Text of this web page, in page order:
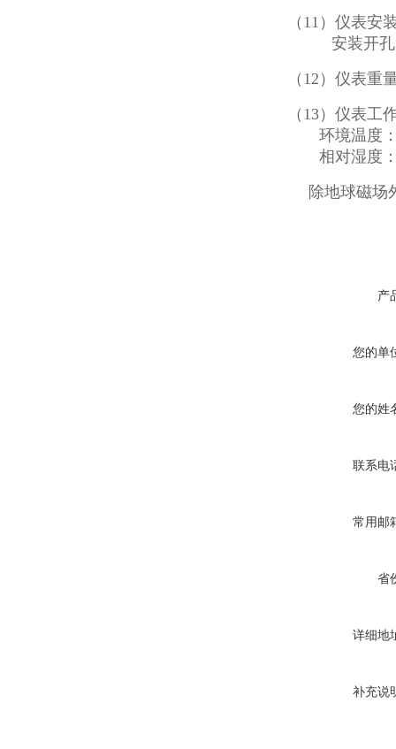
（ 11）仪表安
安装开孔
（12 ）仪表重
（13）仪表工
环境温度
相对湿度
除地球磁场
产
您的单
您的姓
联系电
常用邮
省
详细地
补充说